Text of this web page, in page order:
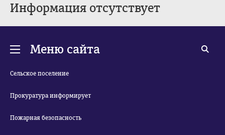
Информация отсутствует
Меню сайта
Сельское поселение
Прокуратура информирует
Пожарная безопасность